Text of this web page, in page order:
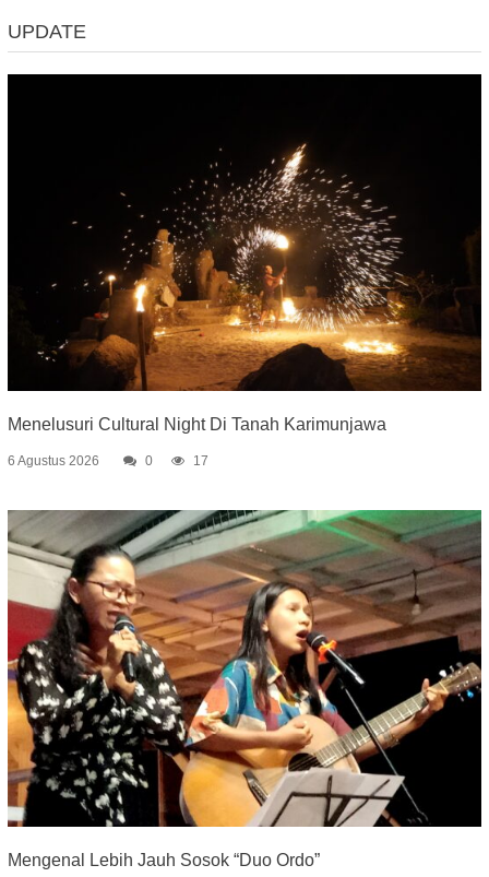
UPDATE
Menelusuri Cultural Night Di Tanah Karimunjawa
6 Agustus 2026 0 17
Mengenal Lebih Jauh Sosok “Duo Ordo”